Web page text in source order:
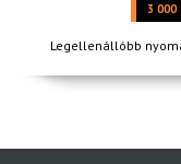
3 000
Legellenállóbb